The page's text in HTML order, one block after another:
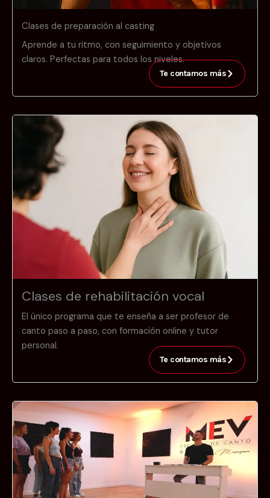
Clases de preparación al casting
Aprende a tu ritmo, con seguimiento y objetivos
claros. Perfectas para todos los niveles.
Te contamos más
Clases de rehabilitación vocal
El único programa que te enseña a ser profesor de
canto paso a paso, con formación online y tutor
personal.
Te contamos más